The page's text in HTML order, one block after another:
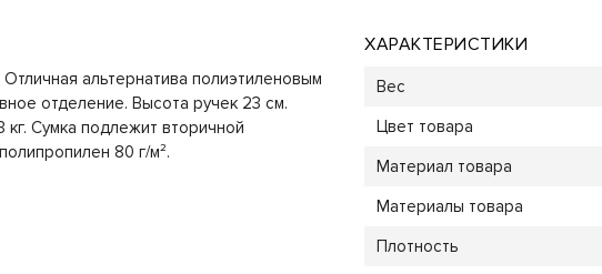
альтернатива полиэтиленовым
отделение. Высота ручек 23 см.
кг. Сумка подлежит вторичной
80 г/м².
ХАРАКТЕРИСТИКИ
Вес
Цвет товара
Материал товара
Материалы товара
Плотность